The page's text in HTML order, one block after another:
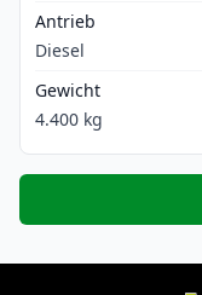
Antrieb
Diesel
Gewicht
4.400 kg